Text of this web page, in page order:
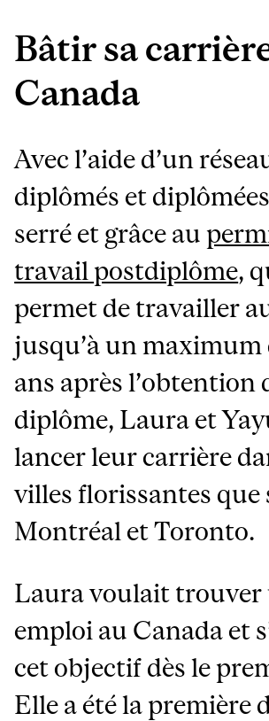
Bâtir sa
Canada
Avec l’aide d’un
diplômés et
serré et grâce au
travail postdiplôme,
permet de travailler
jusqu’à un maximum
ans après l’obtention
diplôme, Laura et
lancer leur carrière
villes florissantes que
Montréal et Toronto.
Laura voulait trouver
emploi au Canada et
cet objectif dès le
Elle a été la première